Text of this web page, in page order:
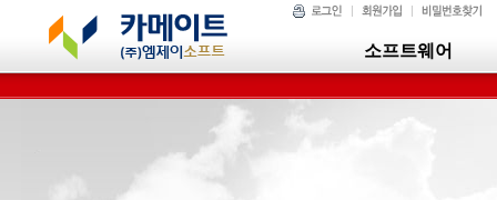
소프트웨어